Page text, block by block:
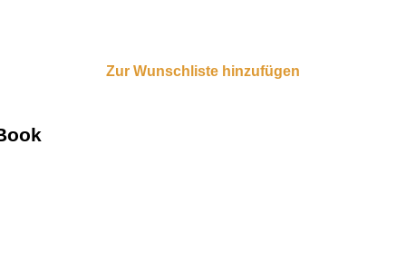
Zur Wunschliste hinzufügen